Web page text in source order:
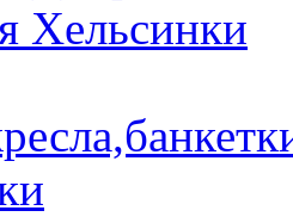
Хельсинки